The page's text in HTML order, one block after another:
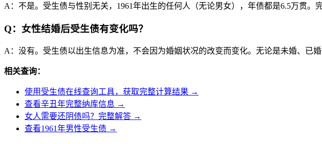
A：不是。受生债与性别无关，1961年出生的任何人（无论男女），年债都是6.5万贯
Q：女性结婚后受生债有变化吗？
A：没有。受生债以出生信息为准，不会因为婚姻状况的改变而变化。无论是未婚、已
相关查询：
使用受生债在线查询工具，获取完整计算结果 →
查看辛丑年完整纳库信息 →
女人需要还阴债吗？完整解答 →
查看1961年男性受生债 →